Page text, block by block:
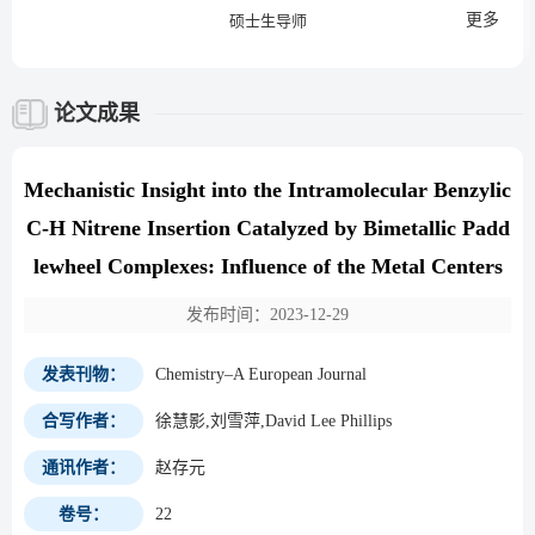
硕士生导师 更多
论文成果
Mechanistic Insight into the Intramolecular Benzylic
C-H Nitrene Insertion Catalyzed by Bimetallic Padd
lewheel Complexes: Influence of the Metal Centers
发布时间：2023-12-29
发表刊物： Chemistry–A European Journal
合写作者： 徐慧影,刘雪萍,David Lee Phillips
通讯作者： 赵存元
卷号： 22